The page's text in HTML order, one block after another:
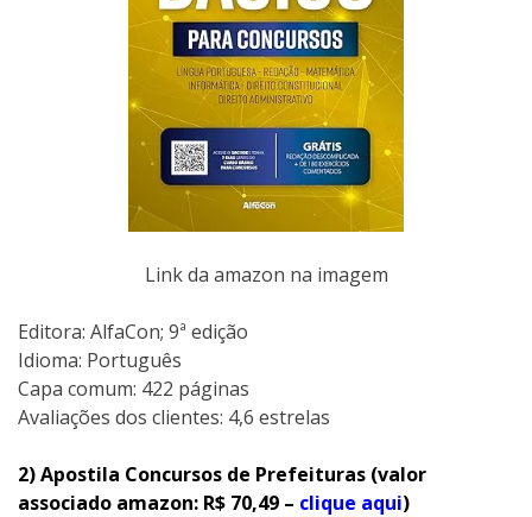
Link da amazon na imagem
Editora: AlfaCon; 9ª edição
Idioma: Português
Capa comum: 422 páginas
Avaliações dos clientes: 4,6 estrelas
2) Apostila Concursos de Prefeituras (valor
associado amazon: R$ 70,49 – clique aqui)